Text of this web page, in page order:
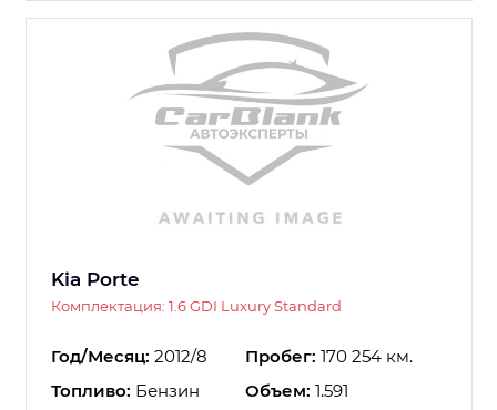
Kia Porte
Комплектация: 1.6 GDI Luxury Standard
Год/Месяц: 2012/8 Пробег: 170 254 км.
Топливо: Бензин Объем: 1.591